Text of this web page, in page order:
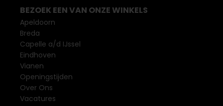
BEZOEK EEN VAN ONZE WINKELS
Apeldoorn
Breda
Capelle a/d IJssel
Eindhoven
Vianen
Openingstijden
Over Ons
Vacatures